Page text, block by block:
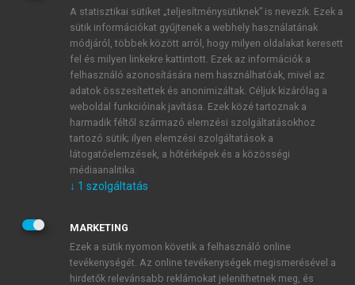
ÚJ FIÓK LÉTREHOZÁSA
1 óra díjmentes hozzáférés
E-MAIL-CÍM
JELSZÓ
JELSZÓ ÚJRA
A statisztikai sütiket „teljesítménysütiknek” is nevezik. Ezek a
sütik információkat gyűjtenek a webhely használatának
módjáról, többek között arról, hogy milyen oldalakat keresett
fel és milyen linkekre kattintott. Ezek az információk a
felhasználó azonosítására nem használhatóak, mivel az
adatok összesítettek és anonimizáltak. Céljuk kizárólag a
weboldal funkcióinak javítása. Ezek közé tartoznak a
harmadik féltől származó elemzési szolgáltatásokhoz
tartozó sütik; ilyen elemzési szolgáltatások a
látogatóelemzések, a hőtérképek és a közösségi
médiaanalitika.
↓ 1 szolgáltatás
MARKETING
Ezek a sütik nyomon követik a felhasználó online
tevékenységét. Az online tevékenységek megismerésével a
hirdetők relevánsabb reklámokat jeleníthetnek meg, és